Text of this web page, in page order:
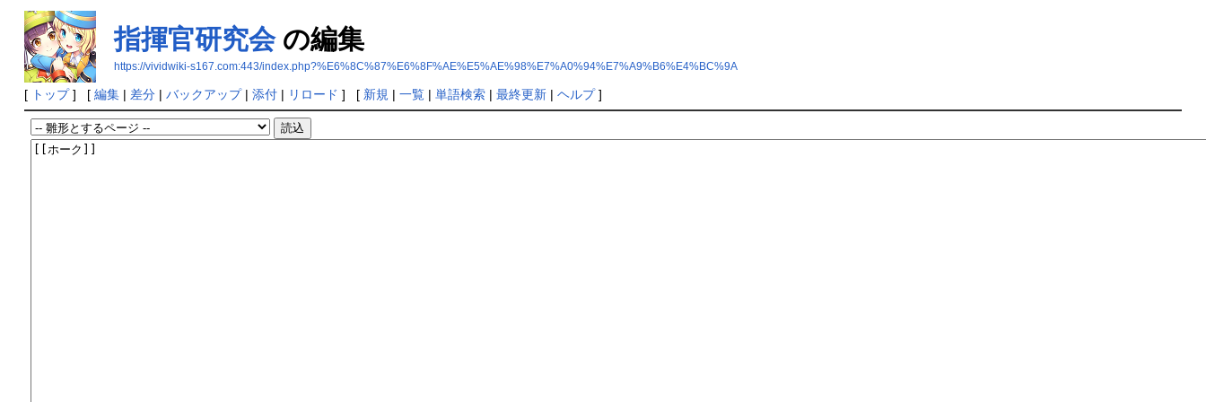
指揮官研究会の編集
https://vividwiki-s167.com:443/index.php?%E6%8C%87%E6%8F%AE%E5%AE%98%E7%A0%94%E7%A9%B6%E4%BC%9A
[ トップ] [ 編集| 差分| バックアップ| 添付| リロード ] [ 新規 | 一覧| 単語検索| 最終更新| ヘルプ]